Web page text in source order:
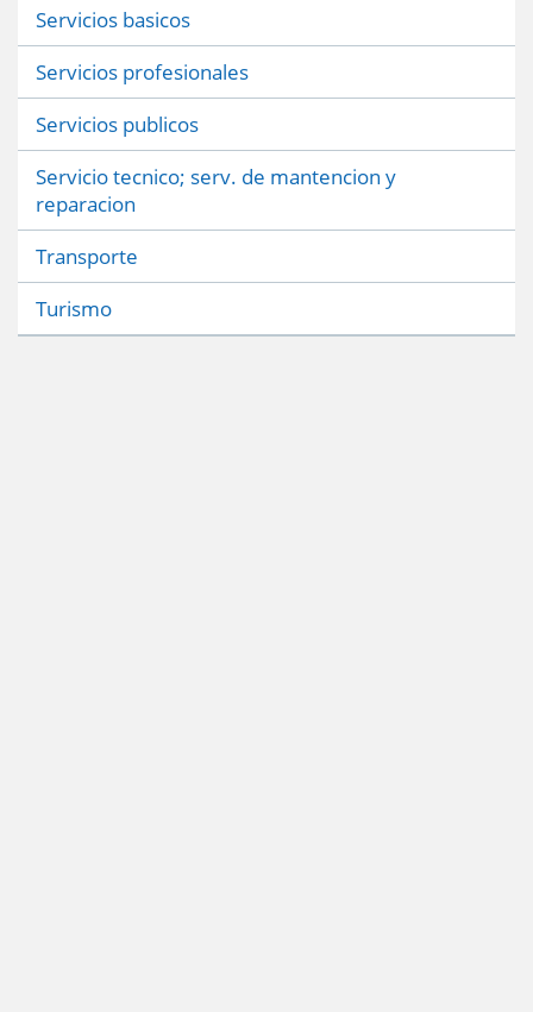
Servicios basicos
Servicios profesionales
Servicios publicos
Servicio tecnico; serv. de mantencion y
reparacion
Transporte
Turismo